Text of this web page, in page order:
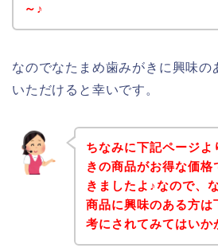
～♪
なのでなたまめ歯みがきに興味の
いただけると幸いです。
ちなみに下記ページ
きの商品がお得な価
きましたよ♪なので、
商品に興味のある方は
考にされてみてはいか